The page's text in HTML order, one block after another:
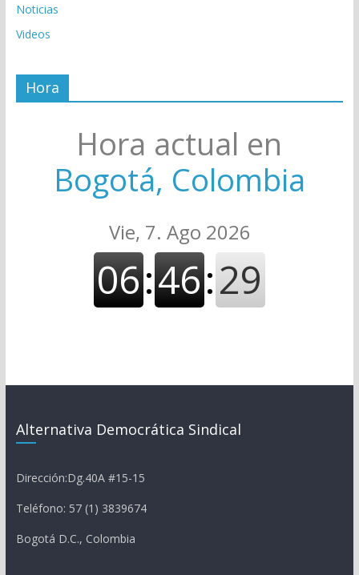
Noticias
Videos
Hora
Hora actual en
Bogotá, Colombia
Alternativa Democrática Sindical
Dirección:Dg.40A #15-15
Teléfono: 57 (1) 3839674
Bogotá D.C., Colombia